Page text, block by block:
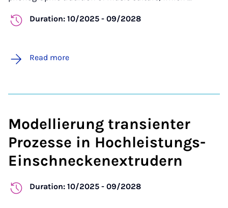
Duration: 10/2025 - 09/2028
Read more
Modellierung transienter
Prozesse in Hochleistungs-
Einschneckenextrudern
Duration: 10/2025 - 09/2028